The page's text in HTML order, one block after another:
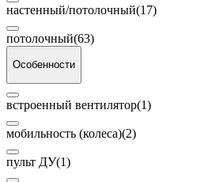
настенный/потолочный(17)
потолочный(63)
Особенности
встроенный вентилятор(1)
мобильность (колеса)(2)
пульт ДУ(1)